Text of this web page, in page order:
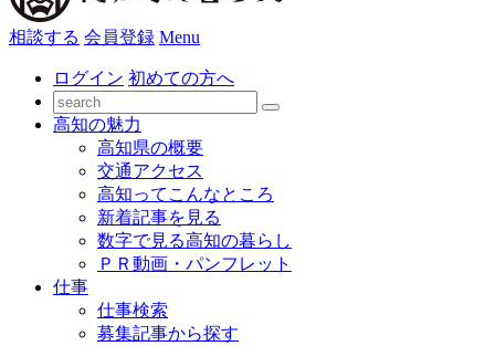
相談する 会員登録 Menu
ログイン 初めての方へ
高知の魅力
高知県の概要
交通アクセス
高知ってこんなところ
新着記事を見る
数字で見る高知の暮らし
ＰＲ動画・パンフレット
仕事
仕事検索
募集記事から探す